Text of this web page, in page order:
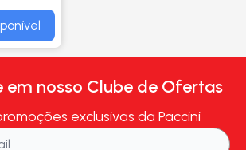
em nosso Clube de Ofertas
exclusivas da Paccini